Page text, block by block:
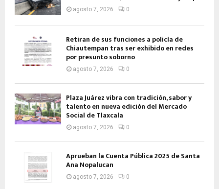
agosto 7, 2026 0
Retiran de sus funciones a policía de
Chiautempan tras ser exhibido en redes
por presunto soborno
agosto 7, 2026 0
Plaza Juárez vibra con tradición, sabor y
talento en nueva edición del Mercado
Social de Tlaxcala
agosto 7, 2026 0
Aprueban la Cuenta Pública 2025 de Santa
Ana Nopalucan
agosto 7, 2026 0